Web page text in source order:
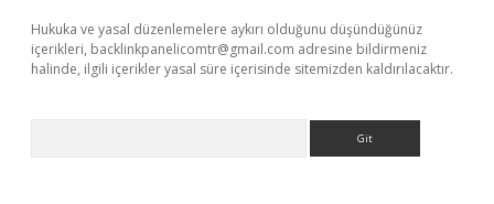
Hukuka ve yasal düzenlemelere aykırı olduğunu düşündüğünüz
içerikleri, backlinkpanelicomtr@gmail.com adresine bildirmeniz
halinde, ilgili içerikler yasal süre içerisinde sitemizden kaldırılacaktır.